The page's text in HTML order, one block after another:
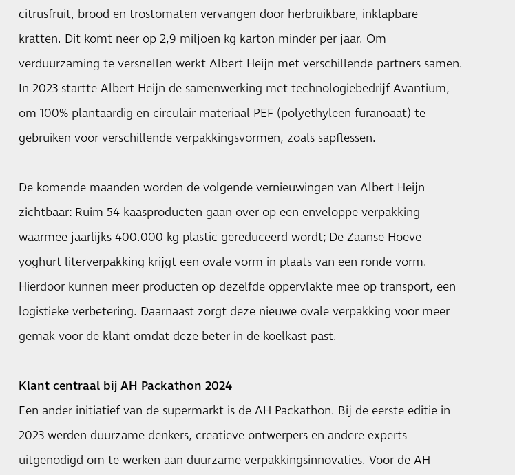
citrusfruit, brood en trostomaten vervangen door herbruikbare, inklapbare
kratten. Dit komt neer op 2,9 miljoen kg karton minder per jaar. Om
verduurzaming te versnellen werkt Albert Heijn met verschillende partners samen.
In 2023 startte Albert Heijn de samenwerking met technologiebedrijf Avantium,
om 100% plantaardig en circulair materiaal PEF (polyethyleen furanoaat) te
gebruiken voor verschillende verpakkingsvormen, zoals sapflessen.
De komende maanden worden de volgende vernieuwingen van Albert Heijn
zichtbaar: Ruim 54 kaasproducten gaan over op een enveloppe verpakking
waarmee jaarlijks 400.000 kg plastic gereduceerd wordt; De Zaanse Hoeve
yoghurt literverpakking krijgt een ovale vorm in plaats van een ronde vorm.
Hierdoor kunnen meer producten op dezelfde oppervlakte mee op transport, een
logistieke verbetering. Daarnaast zorgt deze nieuwe ovale verpakking voor meer
gemak voor de klant omdat deze beter in de koelkast past.
Klant centraal bij AH Packathon 2024
Een ander initiatief van de supermarkt is de AH Packathon. Bij de eerste editie in
2023 werden duurzame denkers, creatieve ontwerpers en andere experts
uitgenodigd om te werken aan duurzame verpakkingsinnovaties. Voor de AH